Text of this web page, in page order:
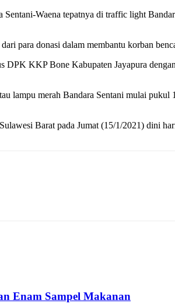
Waena tepatnya di traffic light
para donasi dalam membantu korban
KKP Bone Kabupaten Jayapura
merah Bandara Sentani mulai
Barat pada Jumat (15/1/2021) dini
Enam Sampel Makanan